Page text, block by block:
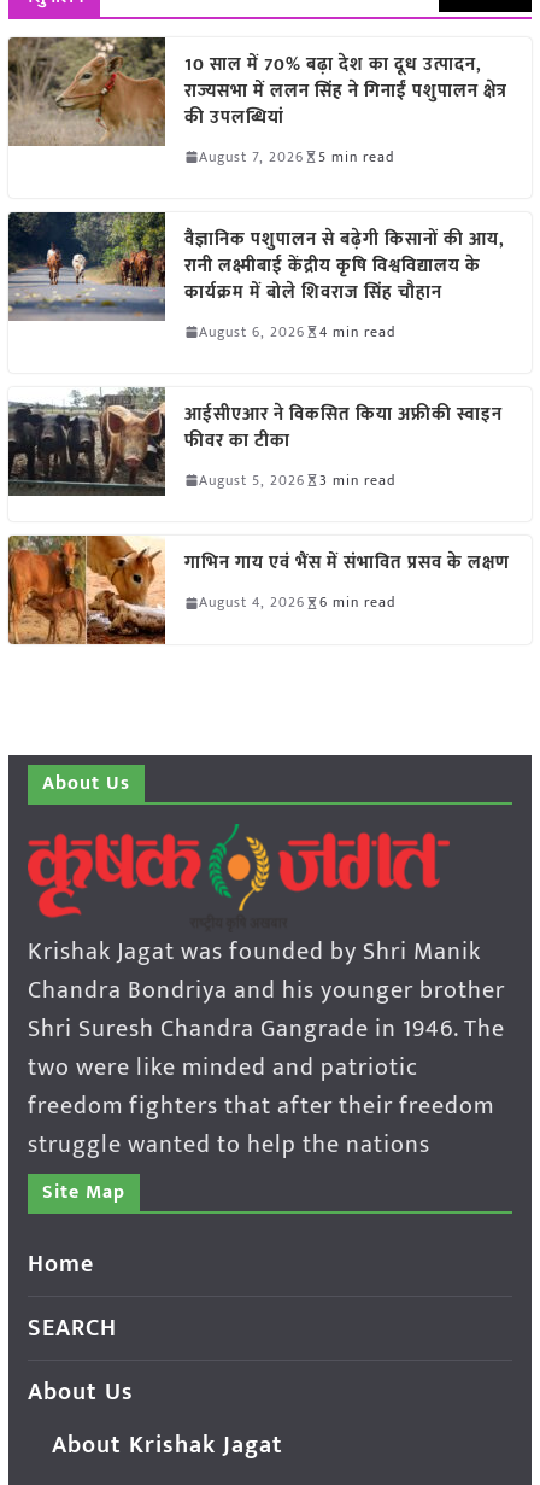
10 साल में 70% बढ़ा देश का दूध उत्पादन,
राज्यसभा में ललन सिंह ने गिनाईं पशुपालन क्षेत्र
की उपलब्धियां
August 7, 2026 5 min read
वैज्ञानिक पशुपालन से बढ़ेगी किसानों की आय,
रानी लक्ष्मीबाई केंद्रीय कृषि विश्वविद्यालय के
कार्यक्रम में बोले शिवराज सिंह चौहान
August 6, 2026 4 min read
आईसीएआर ने विकसित किया अफ्रीकी स्वाइन
फीवर का टीका
August 5, 2026 3 min read
गाभिन गाय एवं भैंस में संभावित प्रसव के लक्षण
August 4, 2026 6 min read
About Us
Krishak Jagat was founded by Shri Manik
Chandra Bondriya and his younger brother
Shri Suresh Chandra Gangrade in 1946. The
two were like minded and patriotic
freedom fighters that after their freedom
struggle wanted to help the nations
Site Map
Home
SEARCH
About Us
About Krishak Jagat